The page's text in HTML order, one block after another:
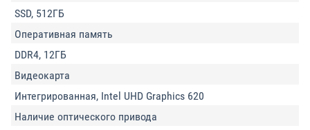
SSD, 512ГБ
Оперативная память
DDR4, 12ГБ
Видеокарта
Интегрированная, Intel UHD Graphics 620
Наличие оптического привода